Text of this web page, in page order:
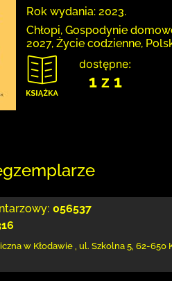
Rok wydania: 2023.
Chłopi, Gospodynie
2027, Życie codzienne,
dostępne:
1 z 1
056537
w Kłodawie, ul. Szkolna 5, 62-650